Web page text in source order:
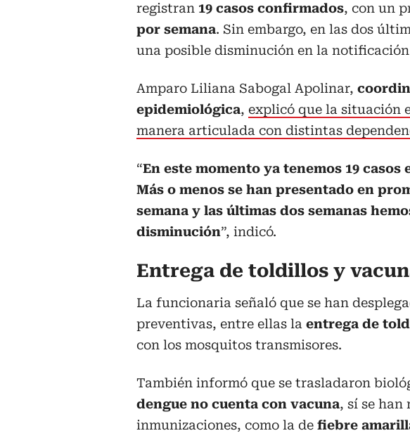
registran 19 casos confirmados, con un
por semana. Sin embargo, en las dos
una posible disminución en la notificación
Amparo Liliana Sabogal Apolinar,
epidemiológica, explicó que la situación
manera articulada con distintas
“En este momento ya tenemos 19
Más o menos se han presentado en
semana y las últimas dos semanas
disminución”, indicó.
Entrega de toldillos y
La funcionaria señaló que se han
preventivas, entre ellas la entrega de
con los mosquitos transmisores.
También informó que se trasladaron
dengue no cuenta con vacuna, sí se han
inmunizaciones, como la de fiebre